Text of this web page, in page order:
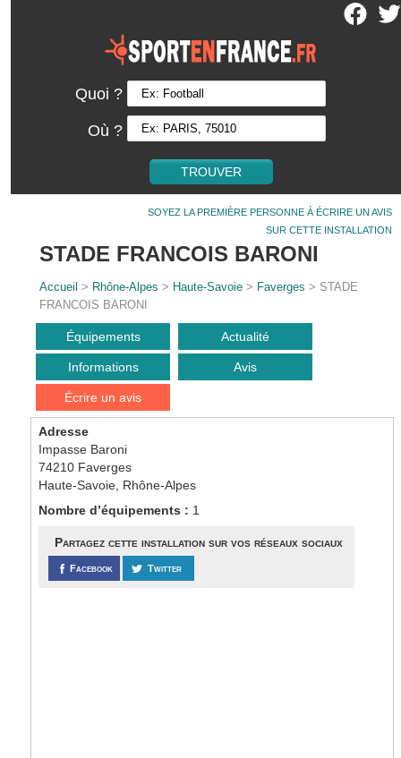
Quoi ?
Où ?
SOYEZ LA PREMIÈRE PERSONNE À ÉCRIRE UN AVIS
SUR CETTE INSTALLATION
STADE FRANCOIS BARONI
Accueil > Rhône-Alpes > Haute-Savoie > Faverges > STADE
FRANCOIS BARONI
Équipements Actualité
Informations Avis
Écrire un avis
Adresse
Impasse Baroni
74210 Faverges
Haute-Savoie, Rhône-Alpes
Nombre d’équipements : 1
Partagez cette installation sur vos réseaux sociaux
Facebook Twitter